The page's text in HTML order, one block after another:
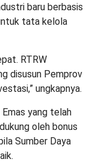
baru berbasis
tata kelola
RTRW
disusun Pemprov
ungkapnya.
yang telah
oleh bonus
Sumber Daya